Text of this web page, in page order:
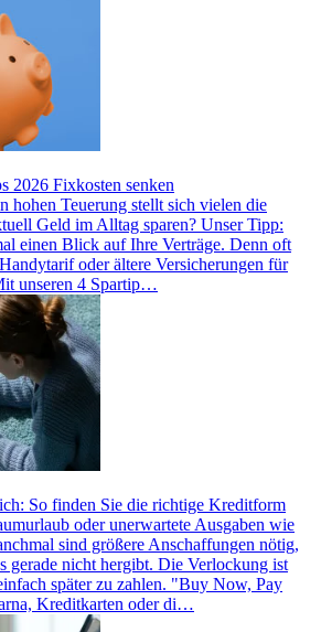
2026 Fixkosten senken
hohen Teuerung stellt sich vielen die
Geld im Alltag sparen? Unser Tipp:
einen Blick auf Ihre Verträge. Denn oft
oder ältere Versicherungen für
unseren 4 Spartip…
So finden Sie die richtige Kreditform
oder unerwartete Ausgaben wie
sind größere Anschaffungen nötig,
gerade nicht hergibt. Die Verlockung ist
später zu zahlen. "Buy Now, Pay
Kreditkarten oder di…